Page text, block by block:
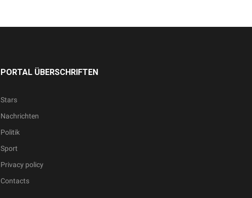
PORTAL ÜBERSCHRIFTEN
Stars
Nachrichten
Politik
Sport
Privacy policy
Contacts